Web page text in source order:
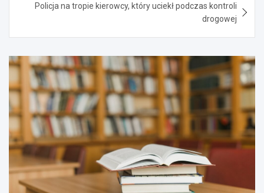
Policja na tropie kierowcy, który uciekł podczas kontroli
drogowej